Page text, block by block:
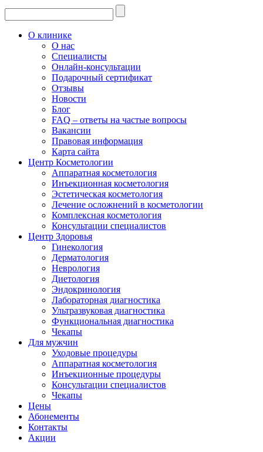
О клинике
О нас
Специалисты
Онлайн-консультации
Подарочный сертификат
Отзывы
Новости
Блог
FAQ – ответы на частые вопросы
Вакансии
Правовая информация
Карта сайта
Центр Косметологии
Аппаратная косметология
Инъекционная косметология
Эстетическая косметология
Лечение осложнений в косметологии
Комплексная косметология
Консультации специалистов
Центр Здоровья
Гинекология
Дерматология
Неврология
Диетология
Эндокринология
Лабораторная диагностика
Ультразвуковая диагностика
Функциональная диагностика
Чекапы
Для мужчин
Уходовые процедуры
Аппаратная косметология
Инъекционные процедуры
Консультации специалистов
Чекапы
Цены
Абонементы
Контакты
Акции